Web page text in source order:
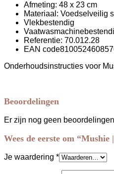
Afmeting: 48 x 23 cm
Materiaal: Voedselveilig
Vlekbestendig
Referentie: 70.012.28
EAN code
Onderhoudsinstructies voor
Beoordelingen
Er zijn nog geen
Wees de eerste om “Mushie
Je waardering *